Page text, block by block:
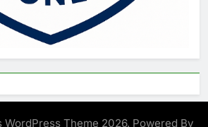
Theme 2026. Powered By